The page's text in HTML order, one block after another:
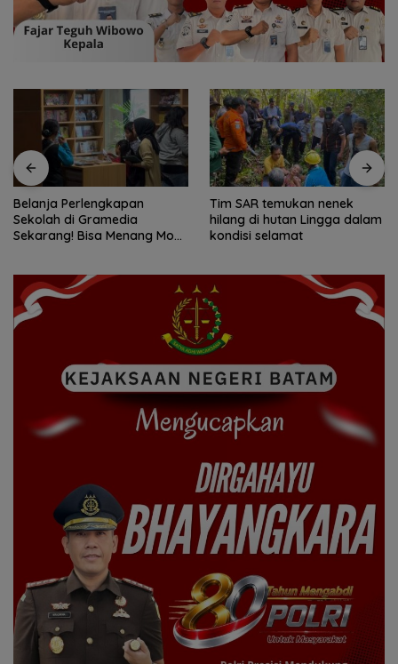
Belanja Perlengkapan
Sekolah di Gramedia
Sekarang! Bisa Menang Mobil
Tim SAR temukan nenek
hilang di hutan Lingga dalam
kondisi selamat